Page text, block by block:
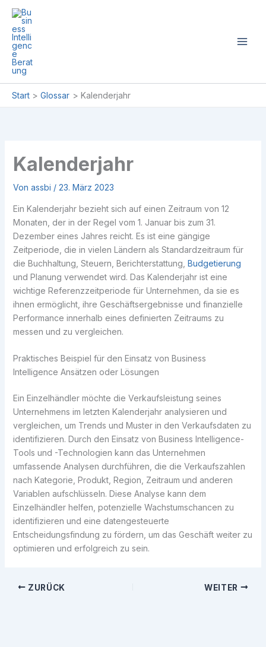
Zum
Inhalt
springen
Start Glossar Kalenderjahr
Kalenderjahr
Von assbi / 23. März 2023
Ein Kalenderjahr bezieht sich auf einen Zeitraum von 12
Monaten, der in der Regel vom 1. Januar bis zum 31.
Dezember eines Jahres reicht. Es ist eine gängige
Zeitperiode, die in vielen Ländern als Standardzeitraum für
die Buchhaltung, Steuern, Berichterstattung, Budgetierung
und Planung verwendet wird. Das Kalenderjahr ist eine
wichtige Referenzzeitperiode für Unternehmen, da sie es
ihnen ermöglicht, ihre Geschäftsergebnisse und finanzielle
Performance innerhalb eines definierten Zeitraums zu
messen und zu vergleichen.
Praktisches Beispiel für den Einsatz von Business
Intelligence Ansätzen oder Lösungen
Ein Einzelhändler möchte die Verkaufsleistung seines
Unternehmens im letzten Kalenderjahr analysieren und
vergleichen, um Trends und Muster in den Verkaufsdaten zu
identifizieren. Durch den Einsatz von Business Intelligence-
Tools und -Technologien kann das Unternehmen
umfassende Analysen durchführen, die die Verkaufszahlen
nach Kategorie, Produkt, Region, Zeitraum und anderen
Variablen aufschlüsseln. Diese Analyse kann dem
Einzelhändler helfen, potenzielle Wachstumschancen zu
identifizieren und eine datengesteuerte
Entscheidungsfindung zu fördern, um das Geschäft weiter zu
optimieren und erfolgreich zu sein.
ZURÜCK WEITER